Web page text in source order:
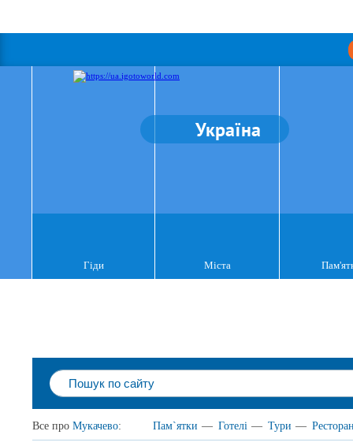
Україна
Гіди Міста
Все про Мукачево: Пам`ятки — Готелі — Тури —